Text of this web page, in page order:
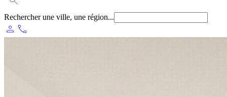
Rechercher une ville, une région...
person phone